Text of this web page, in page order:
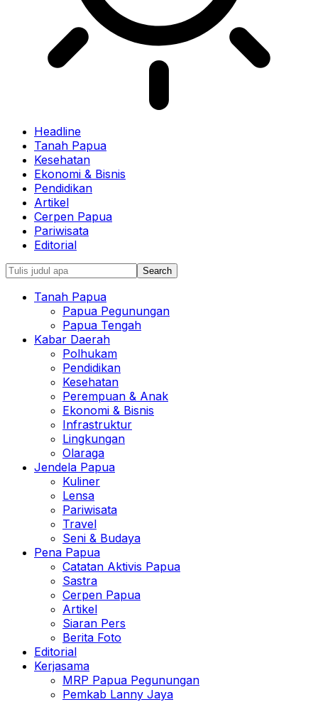
Headline
Tanah Papua
Kesehatan
Ekonomi & Bisnis
Pendidikan
Artikel
Cerpen Papua
Pariwisata
Editorial
Tanah Papua
Papua Pegunungan
Papua Tengah
Kabar Daerah
Polhukam
Pendidikan
Kesehatan
Perempuan & Anak
Ekonomi & Bisnis
Infrastruktur
Lingkungan
Olaraga
Jendela Papua
Kuliner
Lensa
Pariwisata
Travel
Seni & Budaya
Pena Papua
Catatan Aktivis Papua
Sastra
Cerpen Papua
Artikel
Siaran Pers
Berita Foto
Editorial
Kerjasama
MRP Papua Pegunungan
Pemkab Lanny Jaya